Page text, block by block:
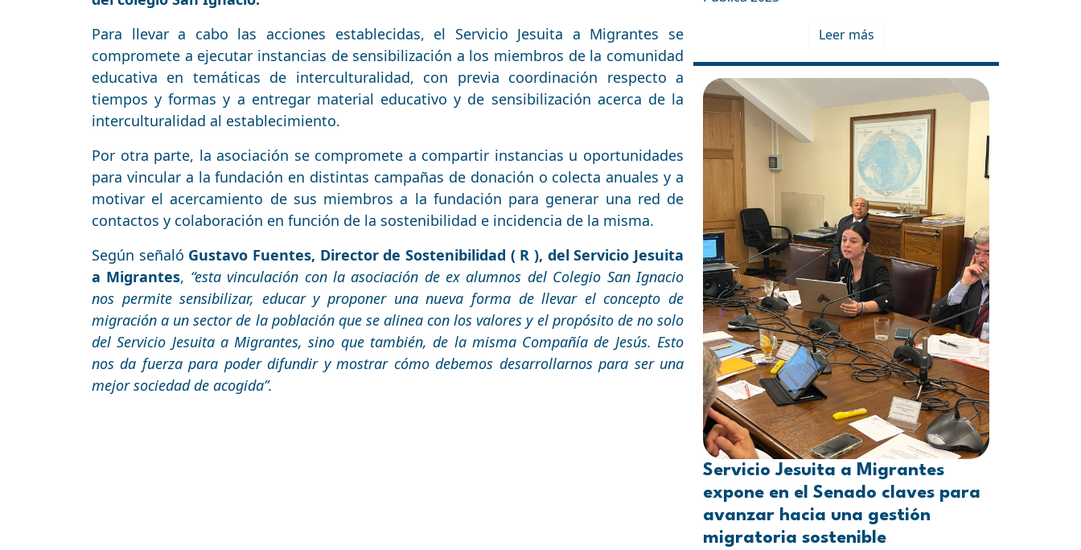
Para llevar a cabo las acciones establecidas, el Servicio Jesuita a Migrantes se
compromete a ejecutar instancias de sensibilización a los miembros de la comunidad
educativa en temáticas de interculturalidad, con previa coordinación respecto a
tiempos y formas y a entregar material educativo y de sensibilización acerca de la
interculturalidad al establecimiento.
Por otra parte, la asociación se compromete a compartir instancias u oportunidades
para vincular a la fundación en distintas campañas de donación o colecta anuales y a
motivar el acercamiento de sus miembros a la fundación para generar una red de
contactos y colaboración en función de la sostenibilidad e incidencia de la misma.
Según señaló Gustavo Fuentes, Director de Sostenibilidad ( R ), del Servicio Jesuita
a Migrantes, “esta vinculación con la asociación de ex alumnos del Colegio San Ignacio
nos permite sensibilizar, educar y proponer una nueva forma de llevar el concepto de
migración a un sector de la población que se alinea con los valores y el propósito de no solo
del Servicio Jesuita a Migrantes, sino que también, de la misma Compañía de Jesús. Esto
nos da fuerza para poder difundir y mostrar cómo debemos desarrollarnos para ser una
mejor sociedad de acogida”.
Leer más
Servicio Jesuita a Migrantes
expone en el Senado claves para
avanzar hacia una gestión
migratoria sostenible